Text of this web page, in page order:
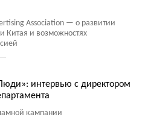
Association — о развитии
Китая и возможностях
интервью с директором
кампании